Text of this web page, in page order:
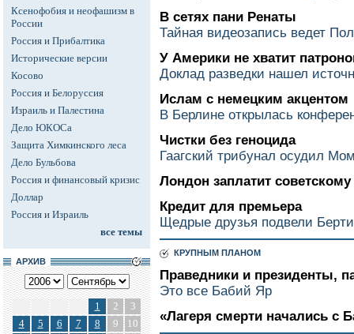
Ксенофобия и неофашизм в
России
Россия и Прибалтика
Исторические версии
Косово
Россия и Белоруссия
Израиль и Палестина
Дело ЮКОСа
Защита Химкинского леса
Дело Бульбова
Россия и финансовый кризис
Доллар
Россия и Израиль
все темы
АРХИВ
1 2
3
4
5 6 7 8 9
10
В сетях пани Ренаты
Тайная видеозапись ведет
У Америки не хватит
Доклад разведки нашел
Ислам с немецким акцентом
В Берлине открылась
Чистки без геноцида
Гаагский трибунал осудил
Лондон заплатит
Кредит для премьера
Щедрые друзья подвели
КРУПНЫМ ПЛАНОМ
Праведники и президенты,
Это все Бабий Яр
«Лагеря смерти начались с